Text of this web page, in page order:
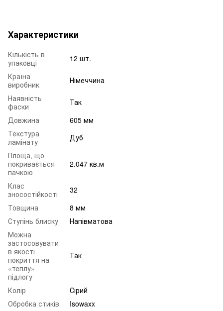
Характеристики
Кількість в
упаковці
12 шт.
Країна
виробник
Німеччина
Наявність
фаски
Так
Довжина
605 мм
Текстура
ламінату
Дуб
Площа, що
покривається
пачкою
2.047 кв.м
Клас
зносостійкості
32
Товщина
8 мм
Ступінь блиску
Напівматова
Можна
застосовувати
в якості
покриття на
«теплу»
підлогу
Так
Колір
Сірий
Обробка стиків
Isowaxx